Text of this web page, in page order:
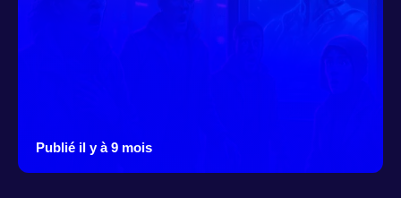
Publié il y à 9 mois